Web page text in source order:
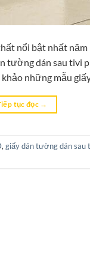
nổi bật nhất
tường dán sau tivi
những mẫu
tục đọc →
, giấy dán tường dán sau